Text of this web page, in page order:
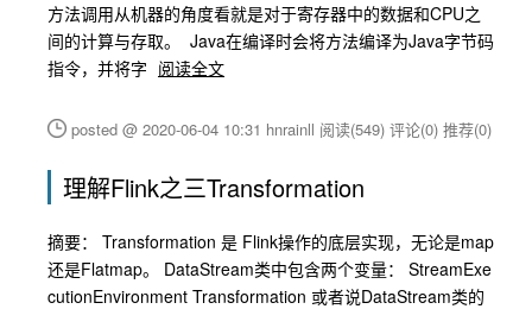
方法调用从机器的角度看就是对于寄存器中的数据和CPU之
间的计算与存取。 ​ Java在编译时会将方法编译为Java字节码
指令，并将字 阅读全文
posted @ 2020-06-04 10:31 hnrainll 阅读(549) 评论(0) 推荐(0)
理解Flink之三Transformation
摘要： Transformation 是 Flink操作的底层实现，无论是map
还是Flatmap。 DataStream类中包含两个变量： StreamExe
cutionEnvironment Transformation 或者说DataStream类的